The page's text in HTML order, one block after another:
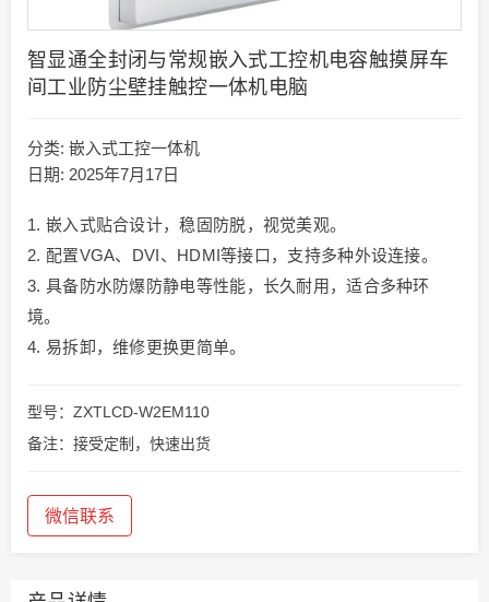
智显通全封闭与常规嵌入式工控机电容触摸屏车
间工业防尘壁挂触控一体机电脑
分类: 嵌入式工控一体机
日期: 2025年7月17日
1. 嵌入式贴合设计，稳固防脱，视觉美观。
2. 配置VGA、DVI、HDMI等接口，支持多种外设连接。
3. 具备防水防爆防静电等性能，长久耐用，适合多种环
境。
4. 易拆卸，维修更换更简单。
型号：ZXTLCD-W2EM110
备注：接受定制，快速出货
微信联系